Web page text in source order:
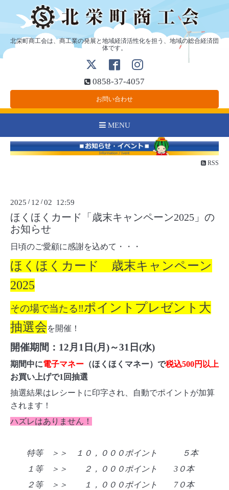
北栄町商工会は、商工業の発展と地域経済活性化を担う、地域の総合経済団
体です。
0858-37-4057
お問い合わせ
MENU
RSS
2025 / 12 /02 12:59
ほくほくカード「歳末キャンペーン2025」の
お知らせ
日頃のご愛顧に感謝を込めて・・・
ほくほくカード 歳末キャンペーン
2025
その場で当たる‼ポイントプレゼント大
抽選会を開催！
開催期間：12月1日(月)～31日(水)
期間中に電子マネー （ほくほくマネー）で税込500円以上
お買い上げで1回抽選
抽選結果はレシートに印字され、自動でポイントが加算
されます！
ハズレはありません！
特等 ＞＞ １０，０００ポイント ５本
１等 ＞＞ ２，０００ポイント 3０本
２等 ＞＞ １，０００ポイント 7０本